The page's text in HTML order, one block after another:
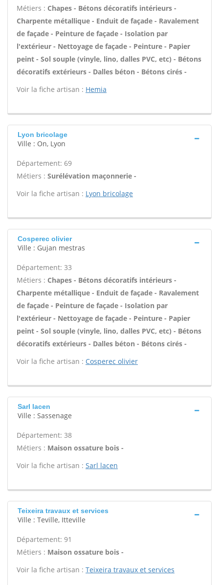
Métiers : Chapes - Bétons décoratifs intérieurs -
Charpente métallique - Enduit de façade - Ravalement
de façade - Peinture de façade - Isolation par
l'extérieur - Nettoyage de façade - Peinture - Papier
peint - Sol souple (vinyle, lino, dalles PVC, etc) - Bétons
décoratifs extérieurs - Dalles béton - Bétons cirés -
Voir la fiche artisan : Hemia
Lyon bricolage
Ville : On, Lyon
Département: 69
Métiers : Surélévation maçonnerie -
Voir la fiche artisan : Lyon bricolage
Cosperec olivier
Ville : Gujan mestras
Département: 33
Métiers : Chapes - Bétons décoratifs intérieurs -
Charpente métallique - Enduit de façade - Ravalement
de façade - Peinture de façade - Isolation par
l'extérieur - Nettoyage de façade - Peinture - Papier
peint - Sol souple (vinyle, lino, dalles PVC, etc) - Bétons
décoratifs extérieurs - Dalles béton - Bétons cirés -
Voir la fiche artisan : Cosperec olivier
Sarl lacen
Ville : Sassenage
Département: 38
Métiers : Maison ossature bois -
Voir la fiche artisan : Sarl lacen
Teixeira travaux et services
Ville : Teville, Itteville
Département: 91
Métiers : Maison ossature bois -
Voir la fiche artisan : Teixeira travaux et services